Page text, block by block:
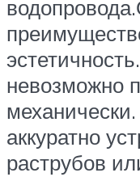
невозможно
аккуратно
раструбов